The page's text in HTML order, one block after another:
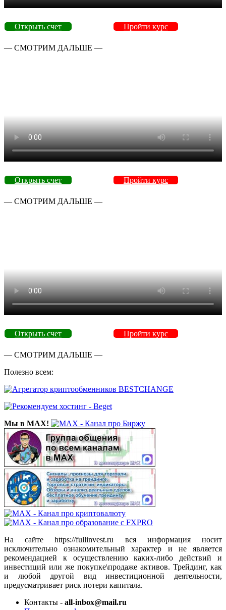
Открыть счет Пройти курс
— СМОТРИМ ДАЛЬШЕ —
Открыть счет Пройти курс
— СМОТРИМ ДАЛЬШЕ —
Открыть счет Пройти курс
— СМОТРИМ ДАЛЬШЕ —
Полезно всем:
Мы в MAX!
На сайте https://fullinvest.ru вся информация носит
исключительно ознакомительный характер и не является
рекомендацией к осуществлению каких-либо действий и
инвестиций или же покупке\продаже активов. Трейдинг, как
и любой другой вид инвестиционной деятельности,
предусматривает риск потери капитала.
Контакты - all-inbox@mail.ru